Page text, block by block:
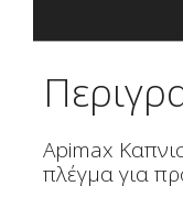
Apimax
πλέγμα για